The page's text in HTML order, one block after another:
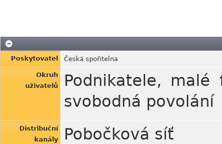
Poskytovatel Česká spořitelna
Okruh
uživatelů
Podnikatele,
svobodná povolání
Distribuční
kanály
Pobočková síť